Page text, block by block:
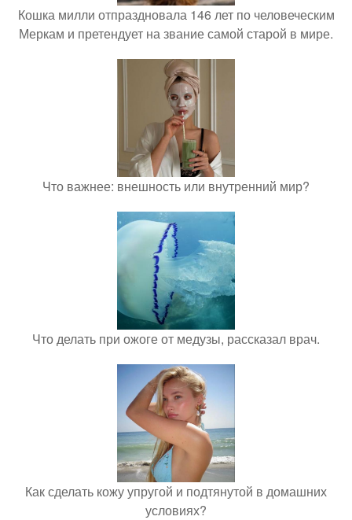
Кошка милли отпраздновала 146 лет по человеческим
Меркам и претендует на звание самой старой в мире.
Что важнее: внешность или внутренний мир?
Что делать при ожоге от медузы, рассказал врач.
Как сделать кожу упругой и подтянутой в домашних
условиях?